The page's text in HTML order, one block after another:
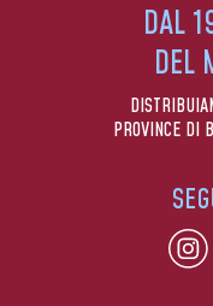
DAL
DEL
PROVINCE DI